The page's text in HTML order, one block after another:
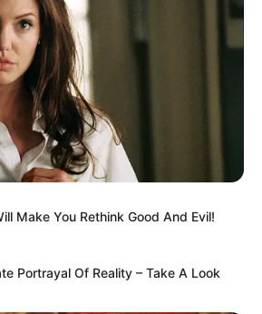
Make You Rethink Good And Evil!
Portrayal Of Reality – Take A Look